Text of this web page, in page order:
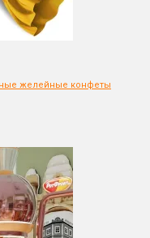
желейные конфеты